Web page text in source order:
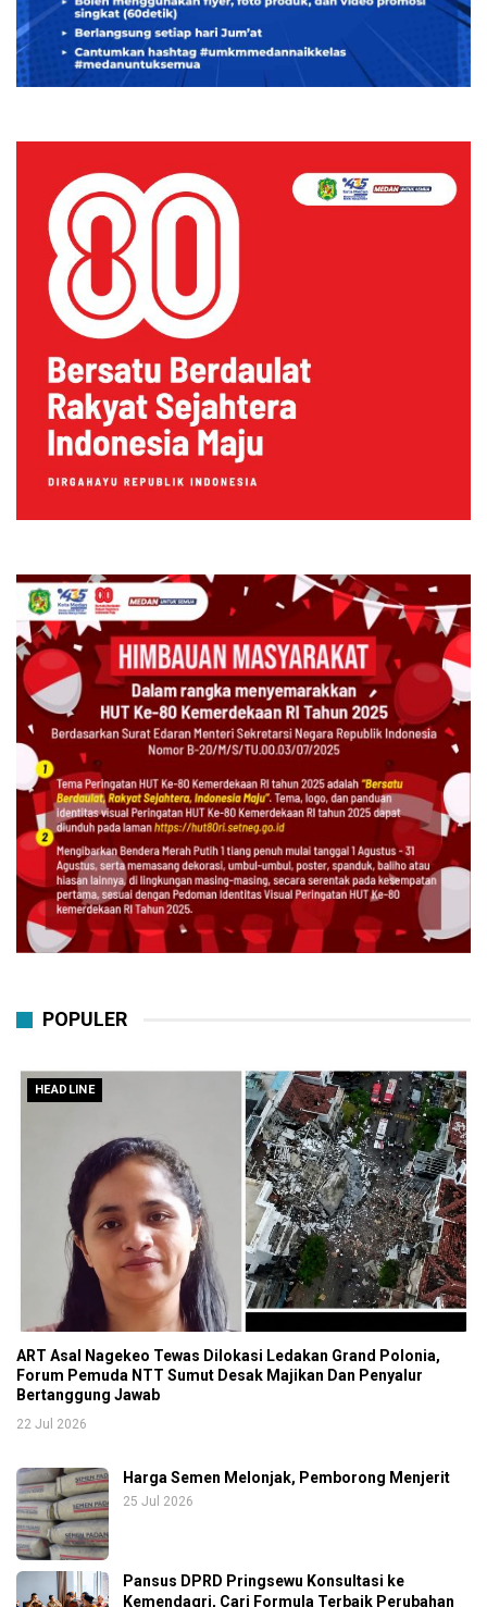
POPULER
HEADLINE
ART Asal Nagekeo Tewas Dilokasi Ledakan Grand Polonia,
Forum Pemuda NTT Sumut Desak Majikan Dan Penyalur
Bertanggung Jawab
22 Jul 2026
Harga Semen Melonjak, Pemborong Menjerit
25 Jul 2026
Pansus DPRD Pringsewu Konsultasi ke
Kemendagri, Cari Formula Terbaik Perubahan